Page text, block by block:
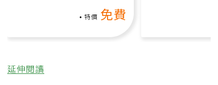
特價 免費
延伸閱讀